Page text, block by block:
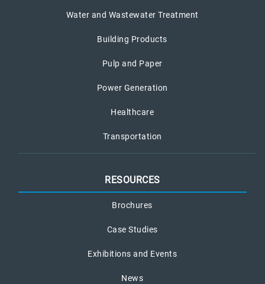
Water and Wastewater Treatment
Building Products
Pulp and Paper
Power Generation
Healthcare
Transportation
RESOURCES
Brochures
Case Studies
Exhibitions and Events
News